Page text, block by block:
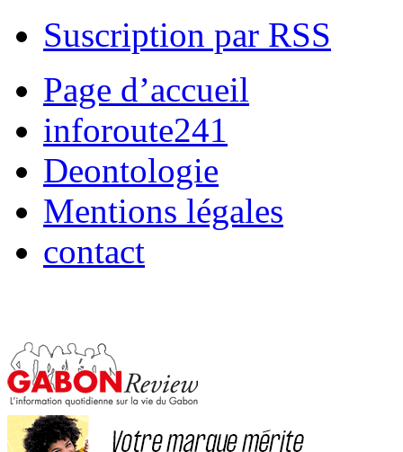
Suscription par RSS
Page d’accueil
inforoute241
Deontologie
Mentions légales
contact